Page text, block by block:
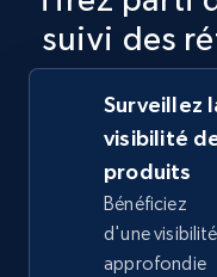
2.5K+
eBay - Collect
URL, Product id,
Seller reviews,
suivi des
Surveillez
visibilité
produits
Bénéficiez
d'une visibilité
approfondie